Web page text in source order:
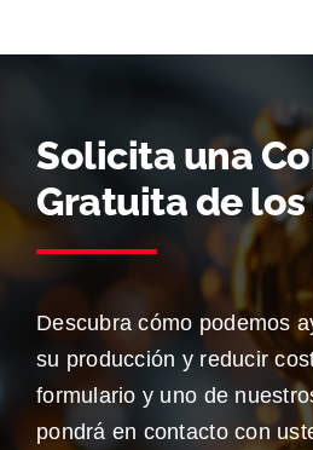
Solicita una
Gratuita de
Descubra cómo podemos
su producción y reducir
formulario y uno de
pondrá en contacto con